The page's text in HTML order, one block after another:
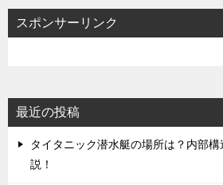
スポンサーリンク
最近の投稿
タイタニック潜水艇の場所は？内部
説！